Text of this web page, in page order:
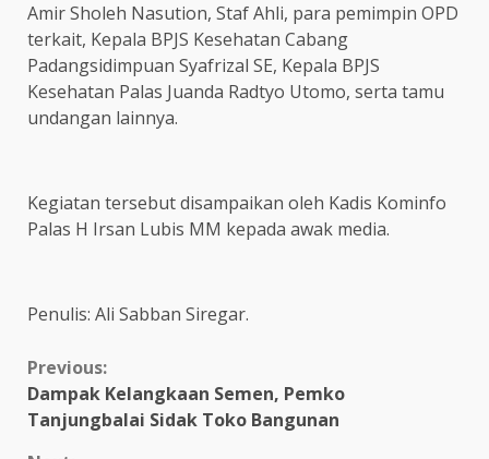
Amir Sholeh Nasution, Staf Ahli, para pemimpin OPD
terkait, Kepala BPJS Kesehatan Cabang
Padangsidimpuan Syafrizal SE, Kepala BPJS
Kesehatan Palas Juanda Radtyo Utomo, serta tamu
undangan lainnya.
Kegiatan tersebut disampaikan oleh Kadis Kominfo
Palas H Irsan Lubis MM kepada awak media.
Penulis: Ali Sabban Siregar.
Continue
Reading
Previous:
Dampak Kelangkaan Semen, Pemko
Tanjungbalai Sidak Toko Bangunan